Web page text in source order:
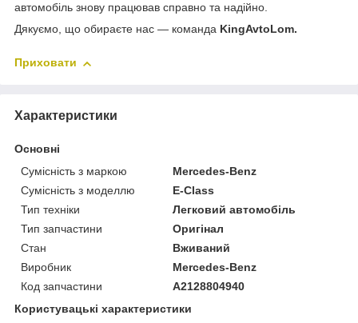
автомобіль знову працював справно та надійно.
Дякуємо, що обираєте нас — команда KingAvtoLom.
Приховати
Характеристики
Основні
Сумісність з маркою
Mercedes-Benz
Сумісність з моделлю
E-Class
Тип техніки
Легковий автомобіль
Тип запчастини
Оригінал
Стан
Вживаний
Виробник
Mercedes-Benz
Код запчастини
A2128804940
Користувацькі характеристики